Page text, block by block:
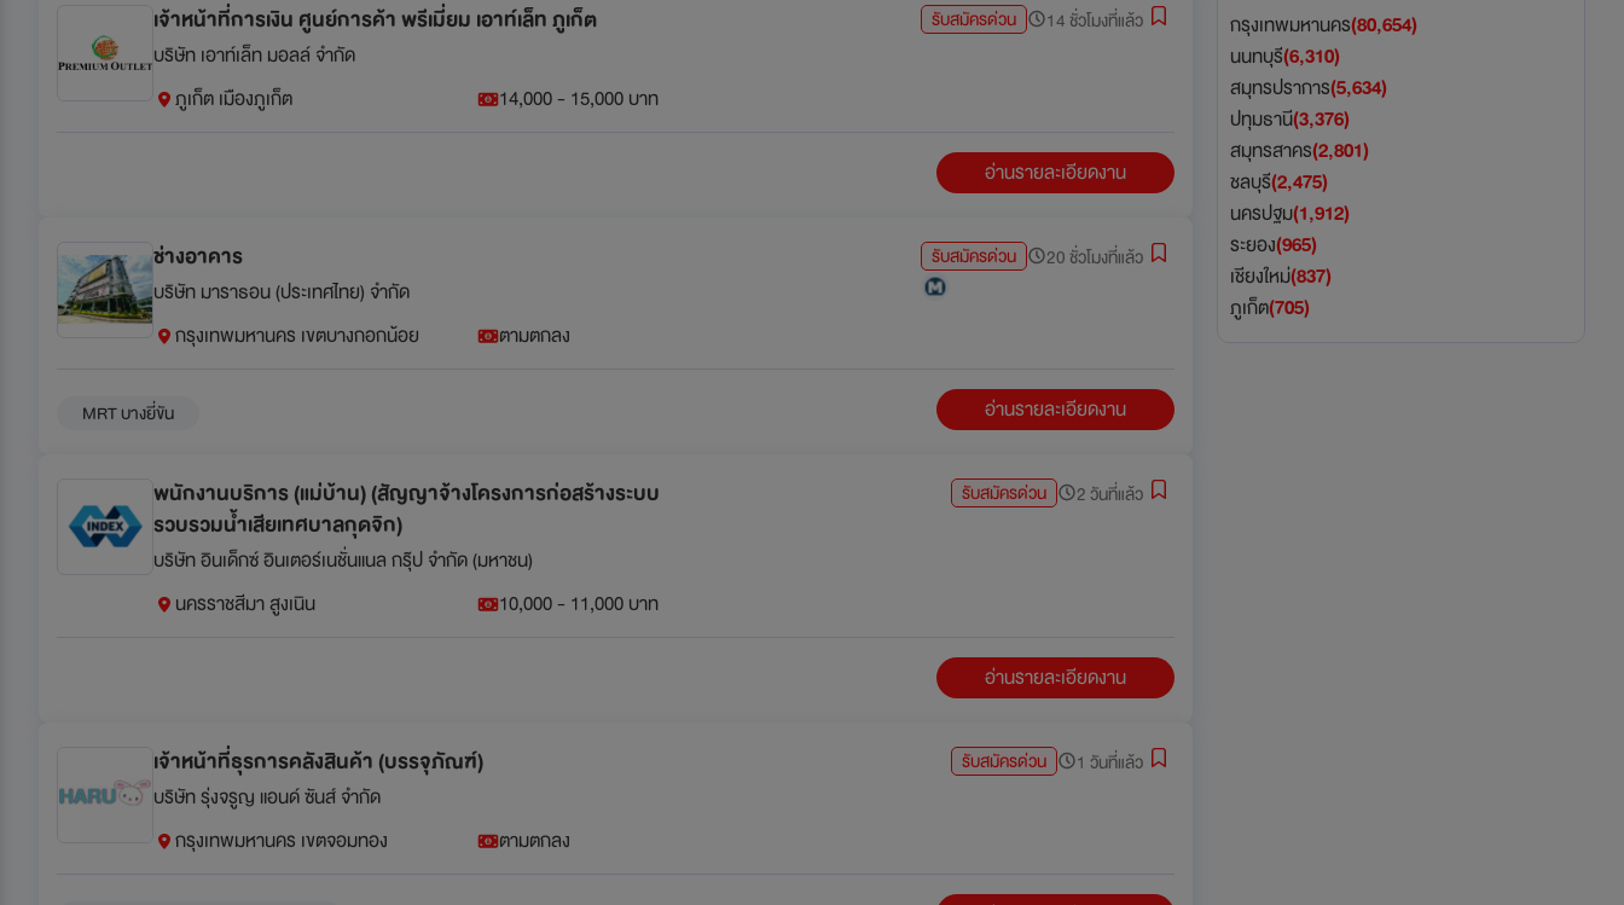
เจ้าหน้าที่การเงิน ศูนย์การค้า พรีเมี่ยม เอาท์เล็ท ภูเก็ต
บริษัท เอาท์เล็ท มอลล์ จำกัด
รับสมัครด่วน 14 ชั่วโมงที่แล้ว
ภูเก็ต เมืองภูเก็ต 14,000 - 15,000 บาท
อ่านรายละเอียดงาน
ช่างอาคาร
บริษัท มาราธอน (ประเทศไทย) จำกัด
รับสมัครด่วน 20 ชั่วโมงที่แล้ว
กรุงเทพมหานคร เขตบางกอกน้อย ตามตกลง
MRT บางยี่ขัน อ่านรายละเอียดงาน
พนักงานบริการ (แม่บ้าน) (สัญญาจ้างโครงการก่อสร้างระบบ
รวบรวมน้ำเสียเทศบาลกุดจิก)
บริษัท อินเด็กซ์ อินเตอร์เนชั่นแนล กรุ๊ป จำกัด (มหาชน)
รับสมัครด่วน 2 วันที่แล้ว
นครราชสีมา สูงเนิน 10,000 - 11,000 บาท
อ่านรายละเอียดงาน
เจ้าหน้าที่ธุรการคลังสินค้า (บรรจุภัณฑ์)
บริษัท รุ่งจรูญ แอนด์ ซันส์ จำกัด
รับสมัครด่วน 1 วันที่แล้ว
กรุงเทพมหานคร เขตจอมทอง ตามตกลง
กรุงเทพมหานคร(80,654)
นนทบุรี(6,310)
สมุทรปราการ(5,634)
ปทุมธานี(3,376)
สมุทรสาคร(2,801)
ชลบุรี(2,475)
นครปฐม(1,912)
ระยอง(965)
เชียงใหม่(837)
ภูเก็ต(705)